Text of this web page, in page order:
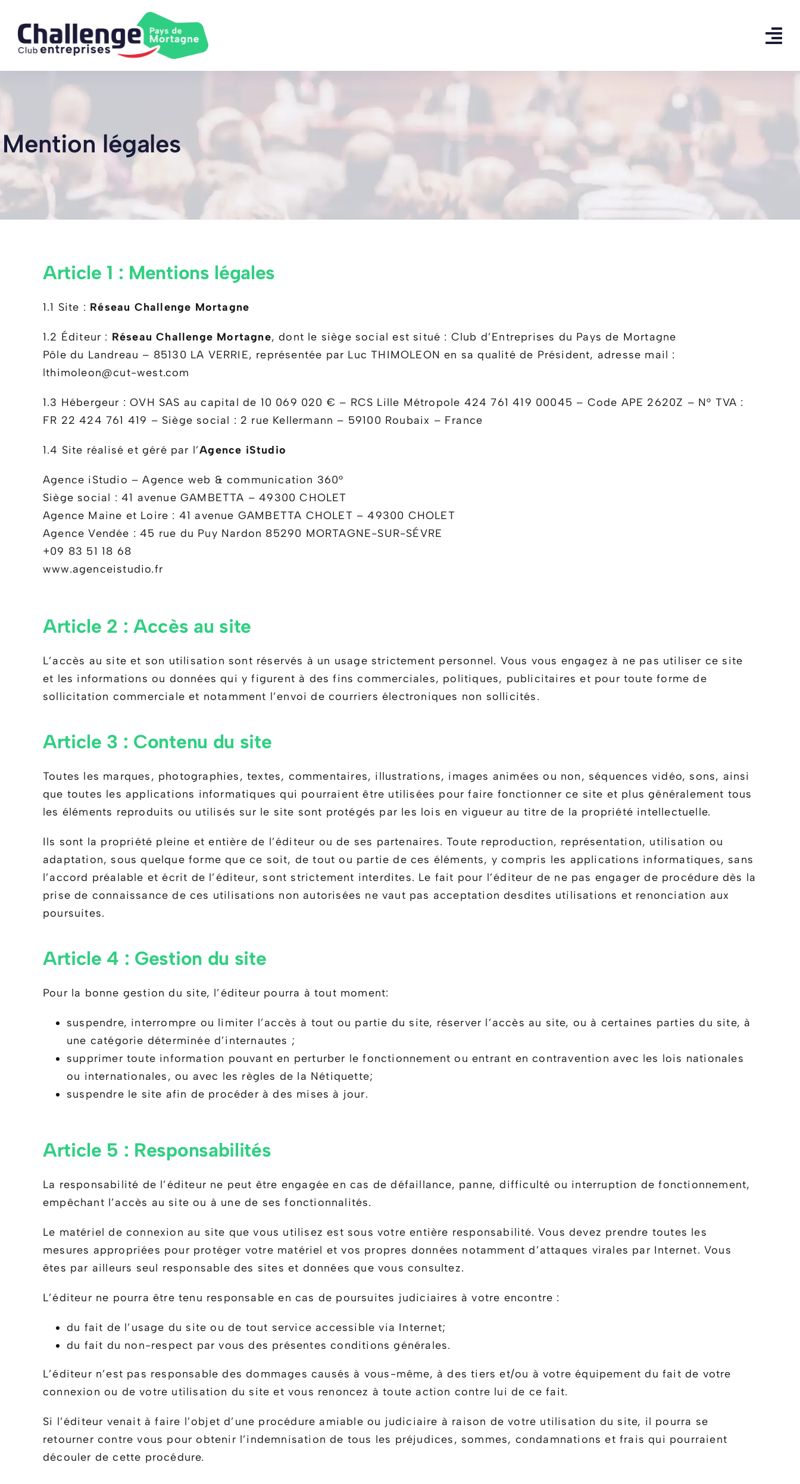
content
Mention légales
Article 1 : Mentions légales
1.1 Site : Réseau Challenge Mortagne
1.2 Éditeur : Réseau Challenge Mortagne, dont le siège social est situé : Club d’Entreprises du Pays de Mortagne
Pôle du Landreau – 85130 LA VERRIE, représentée par Luc THIMOLEON en sa qualité de Président, adresse mail :
lthimoleon@cut-west.com
1.3 Hébergeur : OVH SAS au capital de 10 069 020 € – RCS Lille Métropole 424 761 419 00045 – Code APE 2620Z – N° TVA :
FR 22 424 761 419 – Siège social : 2 rue Kellermann – 59100 Roubaix – France
1.4 Site réalisé et géré par l’Agence iStudio
Agence iStudio – Agence web & communication 360°
Siège social : 41 avenue GAMBETTA – 49300 CHOLET
Agence Maine et Loire : 41 avenue GAMBETTA CHOLET – 49300 CHOLET
Agence Vendée : 45 rue du Puy Nardon 85290 MORTAGNE-SUR-SÉVRE
+09 83 51 18 68
www.agenceistudio.fr
Article 2 : Accès au site
L’accès au site et son utilisation sont réservés à un usage strictement personnel. Vous vous engagez à ne pas utiliser ce site
et les informations ou données qui y figurent à des fins commerciales, politiques, publicitaires et pour toute forme de
sollicitation commerciale et notamment l’envoi de courriers électroniques non sollicités.
Article 3 : Contenu du site
Toutes les marques, photographies, textes, commentaires, illustrations, images animées ou non, séquences vidéo, sons, ainsi
que toutes les applications informatiques qui pourraient être utilisées pour faire fonctionner ce site et plus généralement tous
les éléments reproduits ou utilisés sur le site sont protégés par les lois en vigueur au titre de la propriété intellectuelle.
Ils sont la propriété pleine et entière de l’éditeur ou de ses partenaires. Toute reproduction, représentation, utilisation ou
adaptation, sous quelque forme que ce soit, de tout ou partie de ces éléments, y compris les applications informatiques, sans
l’accord préalable et écrit de l’éditeur, sont strictement interdites. Le fait pour l’éditeur de ne pas engager de procédure dès la
prise de connaissance de ces utilisations non autorisées ne vaut pas acceptation desdites utilisations et renonciation aux
poursuites.
Article 4 : Gestion du site
Pour la bonne gestion du site, l’éditeur pourra à tout moment:
suspendre, interrompre ou limiter l’accès à tout ou partie du site, réserver l’accès au site, ou à certaines parties du site, à
une catégorie déterminée d’internautes ;
supprimer toute information pouvant en perturber le fonctionnement ou entrant en contravention avec les lois nationales
ou internationales, ou avec les règles de la Nétiquette;
suspendre le site afin de procéder à des mises à jour.
Article 5 : Responsabilités
La responsabilité de l’éditeur ne peut être engagée en cas de défaillance, panne, difficulté ou interruption de fonctionnement,
empêchant l’accès au site ou à une de ses fonctionnalités.
Le matériel de connexion au site que vous utilisez est sous votre entière responsabilité. Vous devez prendre toutes les
mesures appropriées pour protéger votre matériel et vos propres données notamment d’attaques virales par Internet. Vous
êtes par ailleurs seul responsable des sites et données que vous consultez.
L’éditeur ne pourra être tenu responsable en cas de poursuites judiciaires à votre encontre :
du fait de l’usage du site ou de tout service accessible via Internet;
du fait du non-respect par vous des présentes conditions générales.
L’éditeur n’est pas responsable des dommages causés à vous-même, à des tiers et/ou à votre équipement du fait de votre
connexion ou de votre utilisation du site et vous renoncez à toute action contre lui de ce fait.
Si l’éditeur venait à faire l’objet d’une procédure amiable ou judiciaire à raison de votre utilisation du site, il pourra se
retourner contre vous pour obtenir l’indemnisation de tous les préjudices, sommes, condamnations et frais qui pourraient
découler de cette procédure.